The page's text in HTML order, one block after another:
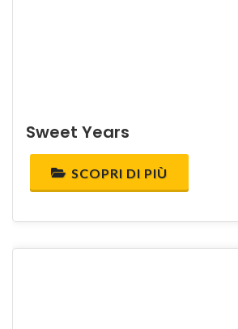
Sweet Years
SCOPRI DI PIÙ